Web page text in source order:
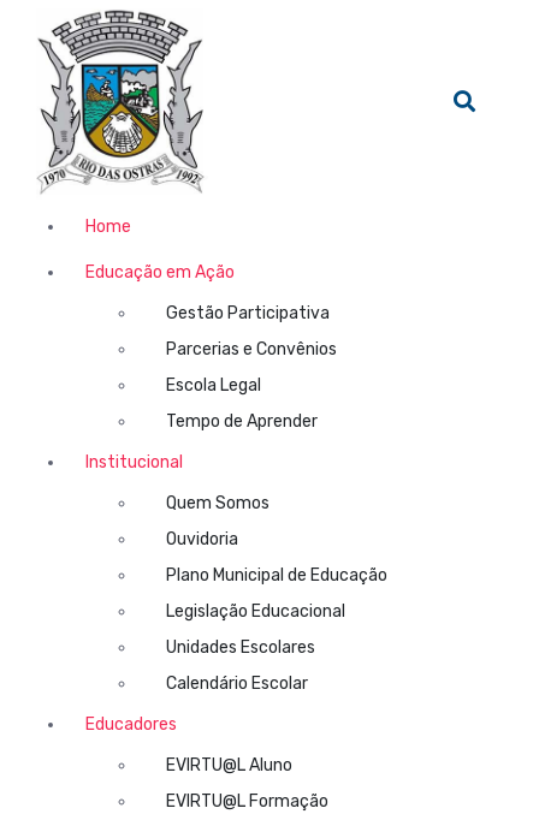
Home
Educação em Ação
Gestão Participativa
Parcerias e Convênios
Escola Legal
Tempo de Aprender
Institucional
Quem Somos
Ouvidoria
Plano Municipal de Educação
Legislação Educacional
Unidades Escolares
Calendário Escolar
Educadores
EVIRTU@L Aluno
EVIRTU@L Formação